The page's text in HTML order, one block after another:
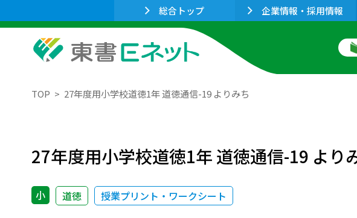
総合トップ 企業情報・採用情報
TOP 27年度用小学校道徳1年 道徳通信-19 よりみち
27年度用小学校道徳1年 道徳通信-19 より
小 道徳 授業プリント・ワークシート